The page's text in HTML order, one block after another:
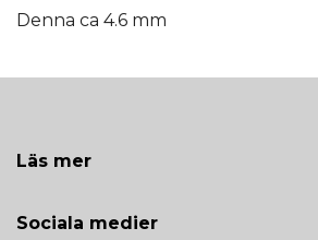
Denna ca 4.6 mm
Läs mer
Sociala medier